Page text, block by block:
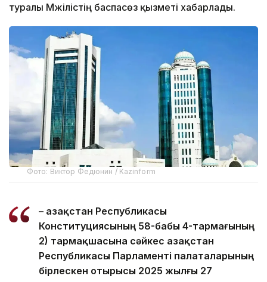
туралы Мәжілістің баспасөз қызметі хабарлады.
Фото: Виктор Федюнин / Kazinform
– Қазақстан Республикасы
Конституциясының 58-бабы 4-тармағының
2) тармақшасына сәйкес Қазақстан
Республикасы Парламенті палаталарының
бірлескен отырысы 2025 жылғы 27